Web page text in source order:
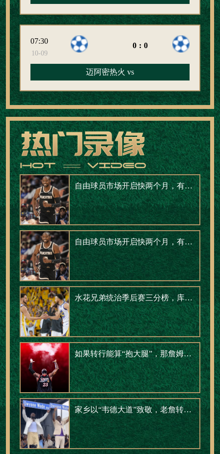
07:30
10-09
0:0
迈阿密热火 vs
自由球员市场开启快两个月，有人签了肥约，有人还在等电话。
自由球员市场开启快两个月，有人签了肥约，有人还在等电话。
水花兄弟统治季后赛三分榜，库里一人包揽前五
如果转行能算“抱大腿”，那詹姆斯早就是职场楷模了
家乡以“韦德大道”致敬，老詹转发祝贺：恭喜我的兄弟！